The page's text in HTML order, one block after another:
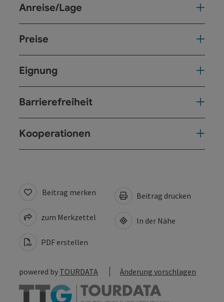
Anreise/Lage
Preise
Eignung
Barrierefreiheit
Kooperationen
Beitrag merken
zum Merkzettel
PDF erstellen
Beitrag drucken
In der Nähe
powered by TOURDATA Änderung vorschlagen